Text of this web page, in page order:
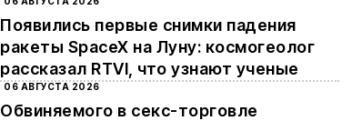
Появились первые снимки падения
ракеты SpaceX на Луну: космогеолог
рассказал RTVI, что узнают ученые
06 АВГУСТА 2026
Обвиняемого в секс-торговле